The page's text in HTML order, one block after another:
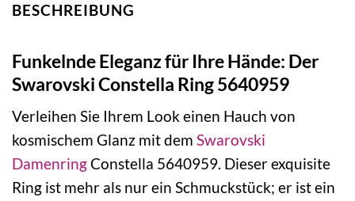
BESCHREIBUNG
Funkelnde Eleganz für Ihre Hände: Der
Swarovski Constella Ring 5640959
Verleihen Sie Ihrem Look einen Hauch von
kosmischem Glanz mit dem Swarovski
DamenringConstella 5640959. Dieser exquisite
Ring ist mehr als nur ein Schmuckstück; er ist ein